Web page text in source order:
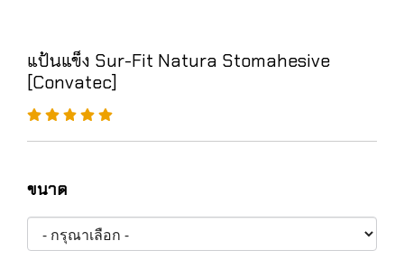
แป้นแข็ง Sur-Fit Natura Stomahesive
[Convatec]
ขนาด